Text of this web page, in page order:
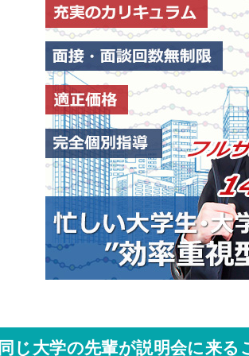
同じ大学の先輩が説明会に来